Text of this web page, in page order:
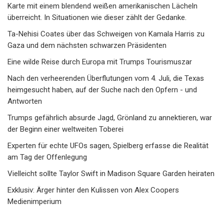
Karte mit einem blendend weißen amerikanischen Lächeln
überreicht. In Situationen wie dieser zählt der Gedanke.
Ta-Nehisi Coates über das Schweigen von Kamala Harris zu
Gaza und dem nächsten schwarzen Präsidenten
Eine wilde Reise durch Europa mit Trumps Tourismuszar
Nach den verheerenden Überflutungen vom 4. Juli, die Texas
heimgesucht haben, auf der Suche nach den Opfern - und
Antworten
Trumps gefährlich absurde Jagd, Grönland zu annektieren, war
der Beginn einer weltweiten Toberei
Experten für echte UFOs sagen, Spielberg erfasse die Realität
am Tag der Offenlegung
Vielleicht sollte Taylor Swift in Madison Square Garden heiraten
Exklusiv: Ärger hinter den Kulissen von Alex Coopers
Medienimperium